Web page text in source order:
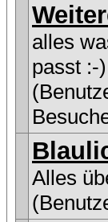
alles
passt :-)
Alles